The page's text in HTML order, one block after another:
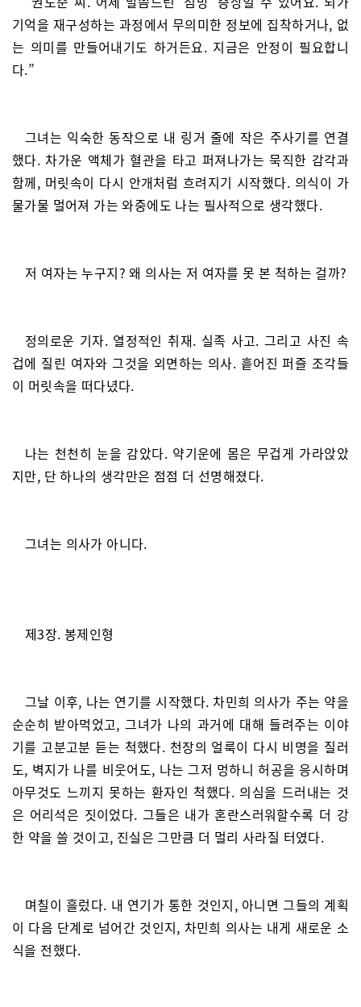
기억을 재구성하는 과정에서 무의미한 정보에 집착하거나, 없
는 의미를 만들어내기도 하거든요. 지금은 안정이 필요합니
다.”
그녀는 익숙한 동작으로 내 링거 줄에 작은 주사기를 연결
했다. 차가운 액체가 혈관을 타고 퍼져나가는 묵직한 감각과
함께, 머릿속이 다시 안개처럼 흐려지기 시작했다. 의식이 가
물가물 멀어져 가는 와중에도 나는 필사적으로 생각했다.
저 여자는 누구지? 왜 의사는 저 여자를 못 본 척하는 걸까?
정의로운 기자. 열정적인 취재. 실족 사고. 그리고 사진 속
겁에 질린 여자와 그것을 외면하는 의사. 흩어진 퍼즐 조각들
이 머릿속을 떠다녔다.
나는 천천히 눈을 감았다. 약기운에 몸은 무겁게 가라앉았
지만, 단 하나의 생각만은 점점 더 선명해졌다.
그녀는 의사가 아니다.
제3장. 봉제인형
그날 이후, 나는 연기를 시작했다. 차민희 의사가 주는 약을
순순히 받아먹었고, 그녀가 나의 과거에 대해 들려주는 이야
기를 고분고분 듣는 척했다. 천장의 얼룩이 다시 비명을 질러
도, 벽지가 나를 비웃어도, 나는 그저 멍하니 허공을 응시하며
아무것도 느끼지 못하는 환자인 척했다. 의심을 드러내는 것
은 어리석은 짓이었다. 그들은 내가 혼란스러워할수록 더 강
한 약을 쓸 것이고, 진실은 그만큼 더 멀리 사라질 터였다.
며칠이 흘렀다. 내 연기가 통한 것인지, 아니면 그들의 계획
이 다음 단계로 넘어간 것인지, 차민희 의사는 내게 새로운 소
식을 전했다.